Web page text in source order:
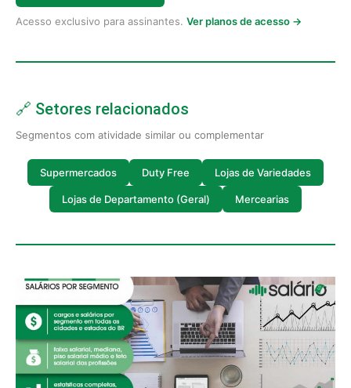
Acesso exclusivo para assinantes. Ver planos de acesso →
🔗 Setores relacionados
Segmentos com atividade similar ou complementar
Supermercados Duty Free Lojas de Variedades
Lojas de Departamento (Geral) Mercearias